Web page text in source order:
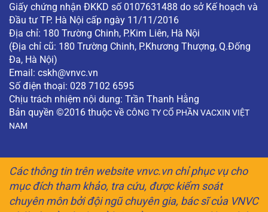
Giấy chứng nhận ĐKKD số 0107631488 do sở Kế hoạch và
Đầu tư TP. Hà Nội cấp ngày 11/11/2016
Địa chỉ: 180 Trường Chinh, P.Kim Liên, Hà Nội
(Địa chỉ cũ: 180 Trường Chinh, P.Khương Thượng, Q.Đống
Đa, Hà Nội)
Email: cskh@vnvc.vn
Số điện thoại: 028 7102 6595
Chịu trách nhiệm nội dung: Trần Thanh Hằng
Bản quyền ©2016 thuộc về CÔNG TY CỔ PHẦN VACXIN VIỆT
NAM
Các thông tin trên website vnvc.vn chỉ phục vụ cho
mục đích tham khảo, tra cứu, được kiểm soát
chuyên môn bởi đội ngũ chuyên gia, bác sĩ của VNVC